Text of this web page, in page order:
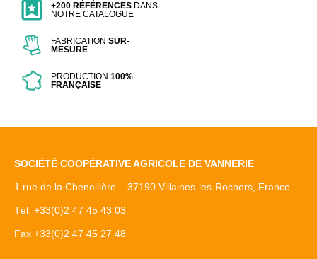
+200 RÉFÉRENCES DANS
NOTRE CATALOGUE
FABRICATIONSUR-
MESURE
PRODUCTION100%
FRANÇAISE
SOCIÉTÉ COOPÉRATIVE AGRICOLE DE VANNERIE
1 rue de la Cheneillère – 37190 Villaines-les-Rochers, France
Tél. +33(0)2 47 45 43 03
Fax +33(0)2 47 45 27 48